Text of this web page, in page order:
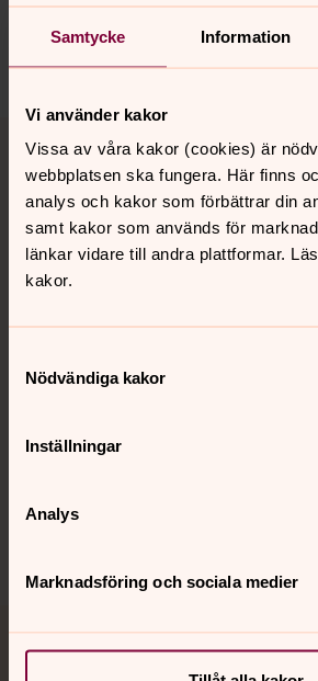
Samtycke Information
Vi använder kakor
Vissa av våra kakor (cookies) är
webbplatsen ska fungera. Här finns
analys och kakor som förbättrar din
samt kakor som används för
länkar vidare till andra plattformar.
kakor.
Nödvändiga kakor
Inställningar
Analys
Marknadsföring och sociala medier
Tillbaka till toppen
Tillbaka till innehållet
Kontakt
Kalender
Jourhavande präst